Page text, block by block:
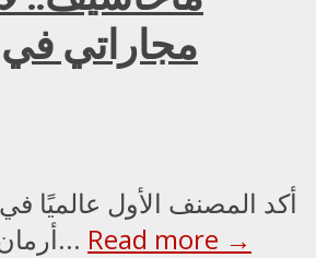
مجاراتي
أكد المصنف الأول عالميًا
أرمان تساروكيان، أن... Read more →